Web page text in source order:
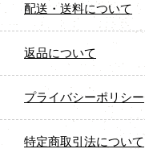
配送・送料について
返品について
プライバシーポリシー
特定商取引法について